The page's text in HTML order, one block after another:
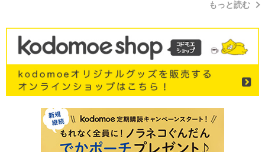
もっと読む